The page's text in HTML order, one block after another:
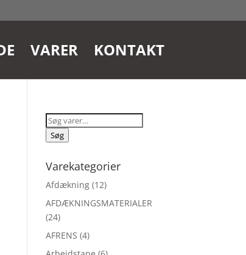
VARER KONTAKT
Søg
efter:
Søg
Varekategorier
Afdækning (12)
AFDÆKNINGSMATERIALER
(24)
AFRENS (4)